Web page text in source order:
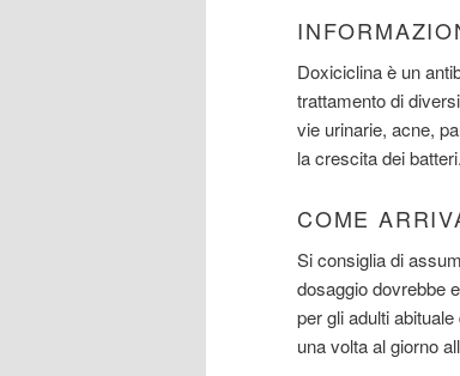
Doxiciclina è un
trattamento di
vie urinarie, acne,
la crescita dei batteri.
COME
Si consiglia di
dosaggio dovrebbe
per gli adulti
una volta al giorno